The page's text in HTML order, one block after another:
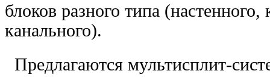
блоков разного типа
канального).
Предлагаются мультисплит-